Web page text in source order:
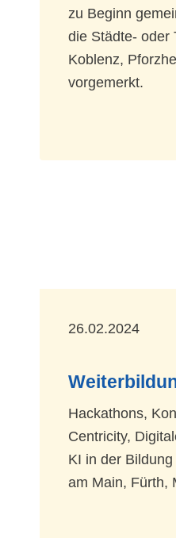
zu Beginn
die Städte- oder
Koblenz,
vorgemerkt.
26.02.2024
Hackathons,
Centricity,
KI in der
am Main, Fürth,